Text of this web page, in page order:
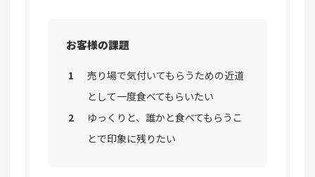
お客様の課題
売り場で気付いてもらうための近道
として一度食べてもらいたい
ゆっくりと、誰かと食べてもらうこ
とで印象に残りたい